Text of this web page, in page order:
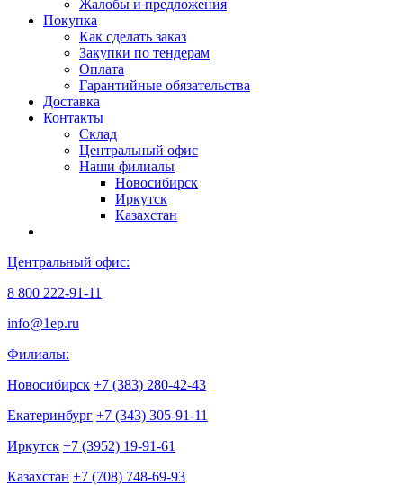
Жалобы и предложения
Покупка
Как сделать заказ
Закупки по тендерам
Оплата
Гарантийные обязательства
Доставка
Контакты
Склад
Центральный офис
Наши филиалы
Новосибирск
Иркутск
Казахстан
Центральный офис:
8 800 222-91-11
info@1ep.ru
Филиалы:
Новосибирск +7 (383) 280-42-43
Екатеринбург +7 (343) 305-91-11
Иркутск +7 (3952) 19-91-61
Казахстан +7 (708) 748-69-93